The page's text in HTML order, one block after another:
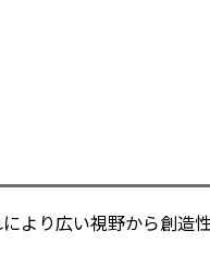
より広い視野から創造